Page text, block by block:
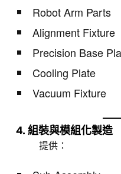
Robot Arm Parts
Alignment Fixture
Precision Base
Cooling Plate
Vacuum Fixture
4. 組裝與模組化製造
提供：